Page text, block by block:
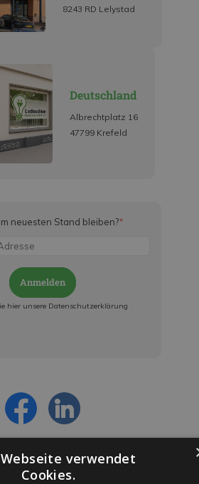
8243 RD Lelystad
Deutschland
Albrechtplatz 16
47799 Krefeld
neuesten Stand bleiben?*
Anmelden
hier unsere Datenschutzerklärung
verwendet
Cookies.